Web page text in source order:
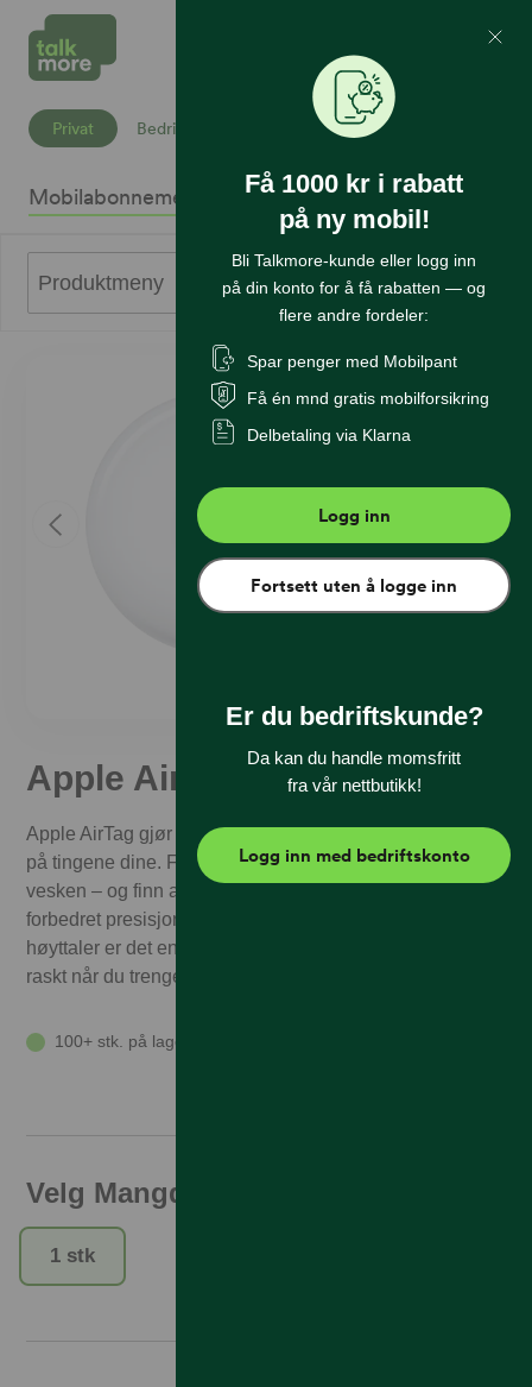
Mine Sider
Privat Bedrift
Mobilabonnement Mobiltelefoner InternettSikkerhet
Produktmeny
Apple AirTag 1 Pack
Apple AirTag gjør det enklere enn noen gang å holde styr
på tingene dine. Fest den på nøklene eller legg den i
vesken – og finn alt igjen i
forbedret presisjon, lengre rekkevidde og en kraftigere
høyttaler er det enda enklere å lokalisere tingene dine
raskt når du trenger det.
100+ stk. på lager
Velg Mangde
1 stk
Få 1000 kr i rabatt
på ny mobil!
Bli Talkmore-kunde eller logg inn
på din konto for å få rabatten — og
flere andre fordeler:
Spar penger med Mobilpant
Få én mnd gratis mobilforsikring
Delbetaling via Klarna
Logg inn
Fortsett uten å logge inn
Er du bedriftskunde?
Da kan du handle momsfritt
fra vår nettbutikk!
Logg inn med bedriftskonto